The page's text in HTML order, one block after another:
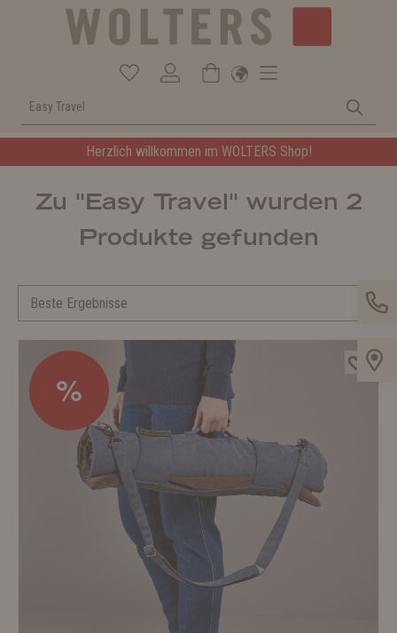
Herzlich willkommen im WOLTERS Shop!
Zu "Easy Travel" wurden 2
Produkte gefunden
%